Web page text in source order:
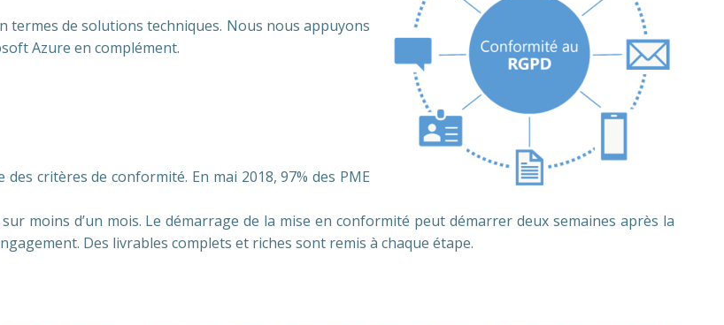
de solutions techniques. Nous nous appuyons
Azure en complément.
critères de conformité. En mai 2018, 97% des PME
moins d’un mois. Le démarrage de la mise en conformité peut démarrer deux semaines après la
Des livrables complets et riches sont remis à chaque étape.